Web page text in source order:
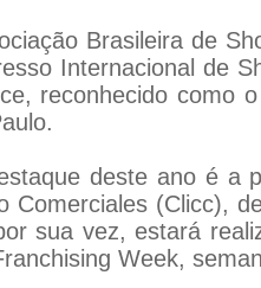
Brasileira de
Internacional de
reconhecido como
deste ano é a
Comerciales (Clicc),
sua vez, estará
Week,